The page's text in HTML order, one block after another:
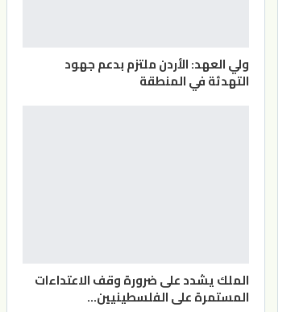
ولي العهد: الأردن ملتزم بدعم جهود
التهدئة في المنطقة
الملك يشدد على ضرورة وقف الاعتداءات
المستمرة على الفلسطينيين…